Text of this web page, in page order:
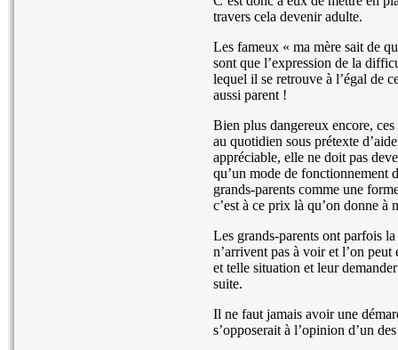
travers cela devenir adulte.
Les fameux « ma mère sait de
sont que l’expression de la
lequel il se retrouve à l’égal de
aussi parent !
Bien plus dangereux encore,
au quotidien sous prétexte
appréciable, elle ne doit pas
qu’un mode de fonctionnement
grands-parents comme une
c’est à ce prix là qu’on donne à
Les grands-parents ont parfois
n’arrivent pas à voir et l’on
et telle situation et leur
suite.
Il ne faut jamais avoir une
s’opposerait à l’opinion d’un